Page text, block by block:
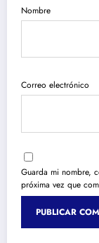
Nombre
Correo electrónico
Guarda mi nombre,
próxima vez que